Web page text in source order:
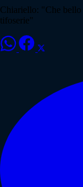
Chiariello: "Che bello
tifoserie"